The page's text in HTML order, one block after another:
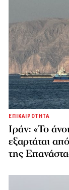
ΕΠΙΚΑΙΡΟΤΗΤΑ
Ιράν: «Το
εξαρτάται
της